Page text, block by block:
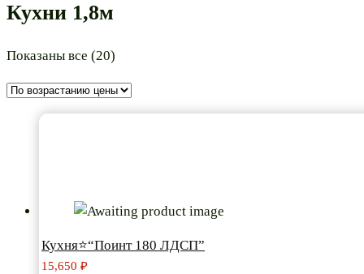
Кухни 1,8м
Показаны все (20)
возрастанию
Кухня⭐“Поинт 180 ЛДСП”
15,650 ₽